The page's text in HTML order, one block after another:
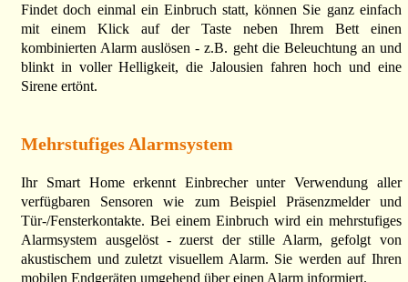
Findet doch einmal ein Einbruch statt, können Sie ganz einfach
mit einem Klick auf der Taste neben Ihrem Bett einen
kombinierten Alarm auslösen - z.B. geht die Beleuchtung an und
blinkt in voller Helligkeit, die Jalousien fahren hoch und eine
Sirene ertönt.
Mehrstufiges Alarmsystem
Ihr Smart Home erkennt Einbrecher unter Verwendung aller
verfügbaren Sensoren wie zum Beispiel Präsenzmelder und
Tür-/Fensterkontakte. Bei einem Einbruch wird ein mehrstufiges
Alarmsystem ausgelöst - zuerst der stille Alarm, gefolgt von
akustischem und zuletzt visuellem Alarm. Sie werden auf Ihren
mobilen Endgeräten umgehend über einen Alarm informiert.